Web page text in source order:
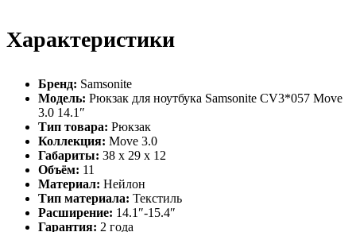
Характеристики
Бренд: Samsonite
Модель: Рюкзак для ноутбука Samsonite CV3*057 Move
3.0 14.1″
Тип товара: Рюкзак
Коллекция: Move 3.0
Габариты: 38 x 29 x 12
Объём: 11
Материал: Нейлон
Тип материала: Текстиль
Расширение: 14.1″-15.4″
Гарантия: 2 года